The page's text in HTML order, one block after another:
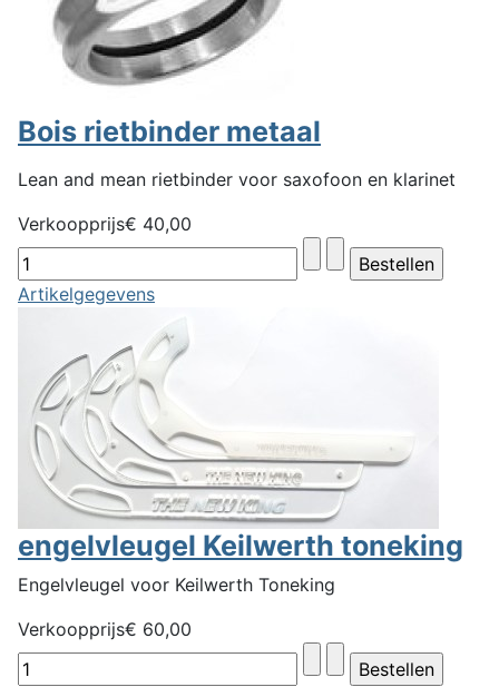
Bois rietbinder metaal
Lean and mean rietbinder voor saxofoon en klarinet
Verkoopprijs€ 40,00
Artikelgegevens
engelvleugel Keilwerth toneking
Engelvleugel voor Keilwerth Toneking
Verkoopprijs€ 60,00